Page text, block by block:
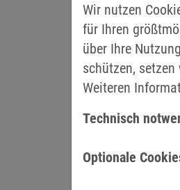
Drives ist, dass
nach Außen
außerhalb des
Entwärmung
Sinusfiltern von
Wir nutzen
für Ihren
über Ihre
schützen,
Weiteren
Technisch
Optionale